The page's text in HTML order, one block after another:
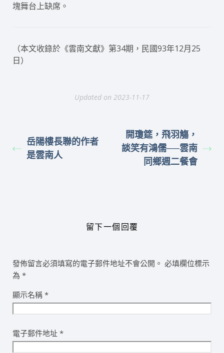
塊舞台上缺席。
（本文收錄於《雲南文獻》第34期，民國93年12月25
日）
Updated on 2023-11-17
岳陽樓長聯的作者
是雲南人
開瓊筵，飛羽觴，
談笑有鴻儒──雲南
同鄉週二餐會
留下一個回覆
發佈留言必須填寫的電子郵件地址不會公開。 必填欄位標示
為 *
顯示名稱 *
電子郵件地址 *